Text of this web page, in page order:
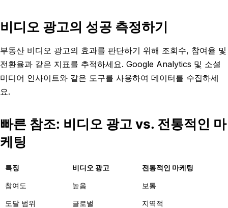
비디오 광고의 성공 측정하기
부동산 비디오 광고의 효과를 판단하기 위해 조회수, 참여율 및
전환율과 같은 지표를 추적하세요. Google Analytics 및 소셜
미디어 인사이트와 같은 도구를 사용하여 데이터를 수집하세
요.
빠른 참조: 비디오 광고 vs. 전통적인 마
케팅
특징 비디오 광고 전통적인 마케팅
참여도 높음 보통
도달 범위 글로벌 지역적